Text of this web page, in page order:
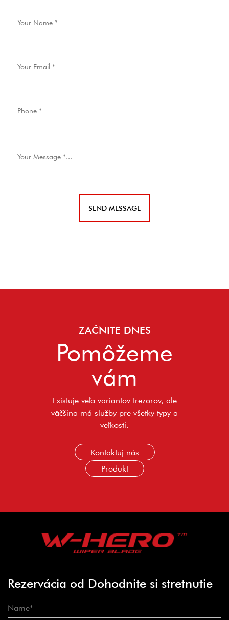
ZAČNITE DNES
Pomôžeme
vám
Existuje veľa variantov trezorov, ale
väčšina má služby pre všetky typy a
veľkosti.
Kontaktuj nás
Produkt
Rezervácia od Dohodnite si stretnutie